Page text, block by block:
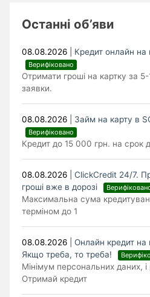
Останні об’яви
08.08.2026 Кредит онлайн на
Верифіковано
Отримати гроші на картку за
заявки.
08.08.2026 Займ на карту в
Верифіковано
Кредит до 15 000 грн. на срок
08.08.2026 |ClickCredit 24/7.
гроші вже в дорозі
Максимальна сума
терміном до 1
08.08.2026 |Онлайн кредит на
Якщо треба, то треба!
Мінімум персональних даних,
Отримай кредит